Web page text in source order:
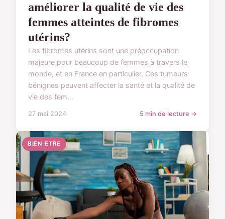
améliorer la qualité de vie des
femmes atteintes de fibromes
utérins?
Les fibromes utérins sont une préoccupation
majeure pour beaucoup de femmes à travers le
monde, et en France en particulier. Ces tumeurs
bénignes peuvent affecter la santé et la qualité de
vie des fem...
27 mai 2024 5 min de lecture →
BIEN-ETRE